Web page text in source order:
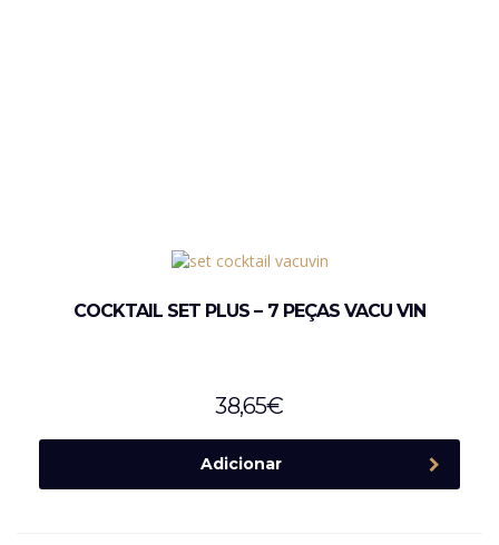
COCKTAIL SET PLUS – 7 PEÇAS VACU VIN
38,65€
Adicionar